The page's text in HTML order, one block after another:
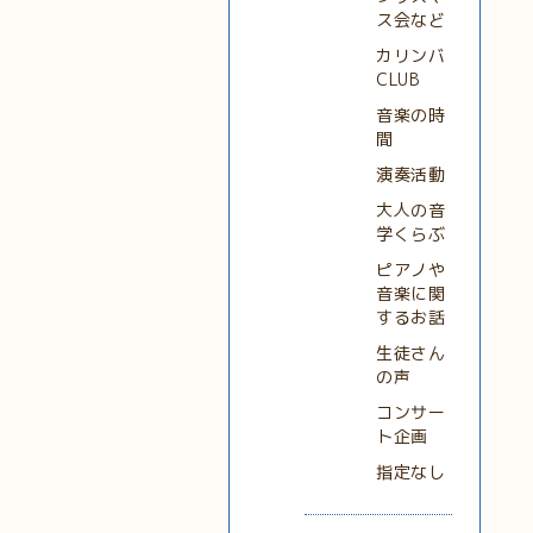
ス会など
カリンバ
CLUB
音楽の時
間
演奏活動
大人の音
学くらぶ
ピアノや
音楽に関
するお話
生徒さん
の声
コンサー
ト企画
指定なし